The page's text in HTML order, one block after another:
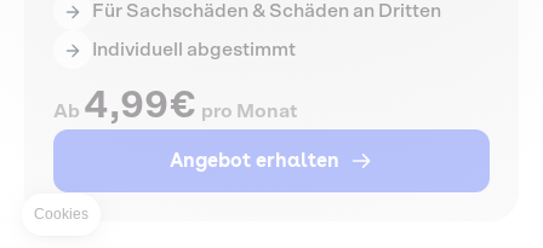
Für Sachschäden & Schäden an Dritten
Individuell abgestimmt
Ab 4,99€ pro Monat
Angebot erhalten
Cookies